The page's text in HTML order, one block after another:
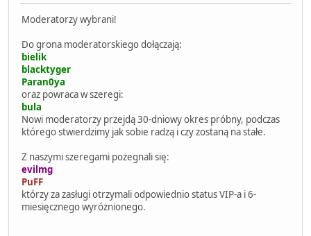
Moderatorzy wybrani!
Do grona moderatorskiego dołączają:
bielik
blacktyger
Paran0ya
oraz powraca w szeregi:
bula
Nowi moderatorzy przejdą 30-dniowy okres próbny, podczas
którego stwierdzimy jak sobie radzą i czy zostaną na stałe.
Z naszymi szeregami pożegnali się:
evilmg
PuFF
którzy za zasługi otrzymali odpowiednio status VIP-a i 6-
miesięcznego wyróżnionego.